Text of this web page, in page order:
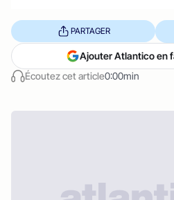
Écoutez cet article0:00min
PARTAGER
Ajouter Atlantico en